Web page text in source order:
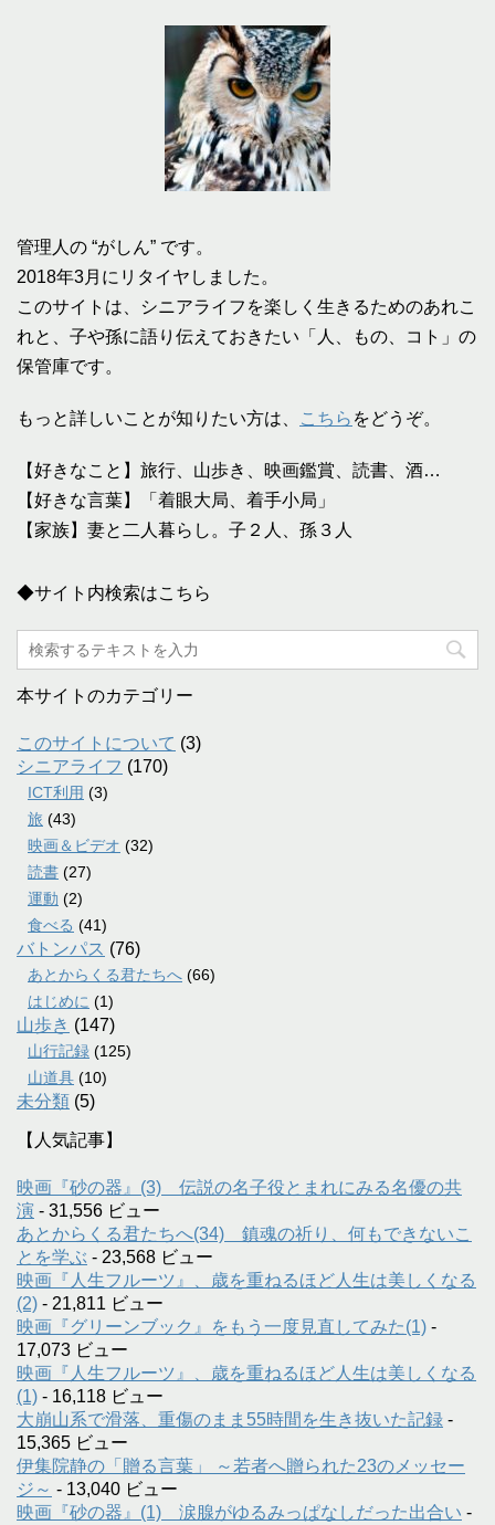
管理人の “がしん” です。
2018年3月にリタイヤしました。
このサイトは、シニアライフを楽しく生きるためのあれこ
れと、子や孫に語り伝えておきたい「人、もの、コト」の
保管庫です。
もっと詳しいことが知りたい方は、 こちら をどうぞ。
【好きなこと】旅行、山歩き、映画鑑賞、読書、酒…
【好きな言葉】「着眼大局、着手小局」
【家族】妻と二人暮らし。子２人、孫３人
◆サイト内検索はこちら
本サイトのカテゴリー
このサイトについて (3)
シニアライフ (170)
ICT利用 (3)
旅 (43)
映画＆ビデオ (32)
読書 (27)
運動 (2)
食べる (41)
バトンパス (76)
あとからくる君たちへ (66)
はじめに (1)
山歩き (147)
山行記録 (125)
山道具 (10)
未分類 (5)
【人気記事】
映画『砂の器』(3) 伝説の名子役とまれにみる名優の共
演 - 31,556 ビュー
あとからくる君たちへ(34) 鎮魂の祈り、何もできないこ
とを学ぶ - 23,568 ビュー
映画『人生フルーツ』、歳を重ねるほど人生は美しくなる
(2) - 21,811 ビュー
映画『グリーンブック』をもう一度見直してみた(1) -
17,073 ビュー
映画『人生フルーツ』、歳を重ねるほど人生は美しくなる
(1) - 16,118 ビュー
大崩山系で滑落、重傷のまま55時間を生き抜いた記録 -
15,365 ビュー
伊集院静の「贈る言葉」 ～若者へ贈られた23のメッセー
ジ～ - 13,040 ビュー
映画『砂の器』(1) 涙腺がゆるみっぱなしだった出合い -